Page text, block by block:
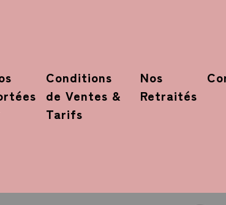
Conditions
de Ventes &
Tarifs
Nos
Retraités